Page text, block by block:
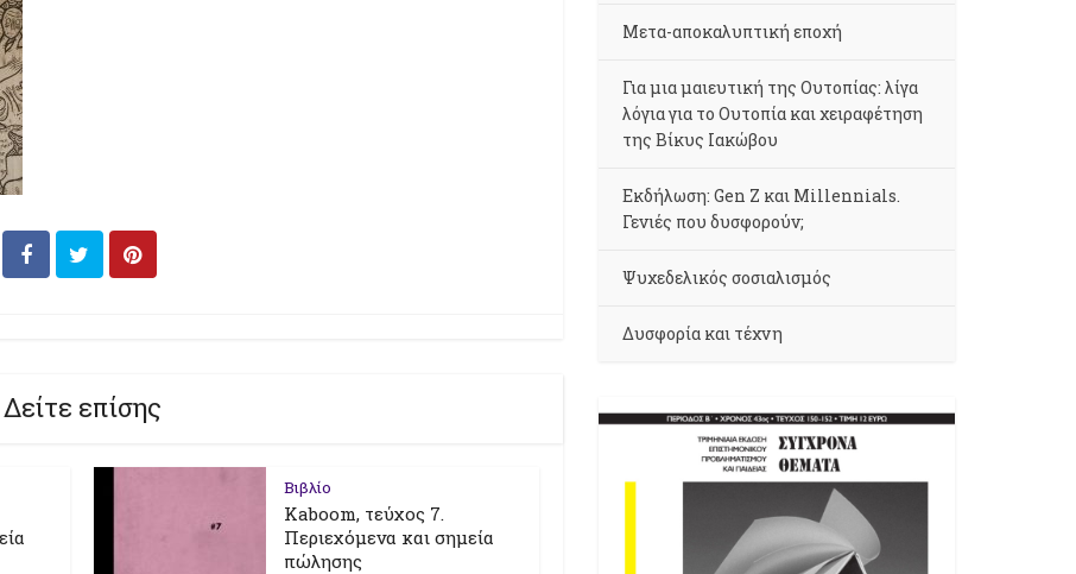
Δείτε επίσης
Βιβλίο
Kaboom, τεύχος 7.
Περιεχόμενα και σημεία
πώλησης
Μετα-αποκαλυπτική εποχή
Για μια μαιευτική της Ουτοπίας: λίγα
λόγια για το Ουτοπία και χειραφέτηση
της Βίκυς Ιακώβου
Εκδήλωση: Gen Z και Millennials.
Γενιές που δυσφορούν;
Ψυχεδελικός σοσιαλισμός
Δυσφορία και τέχνη